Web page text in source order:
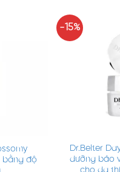
bằng độ
-15%
Dr.Belter
dưỡng bảo